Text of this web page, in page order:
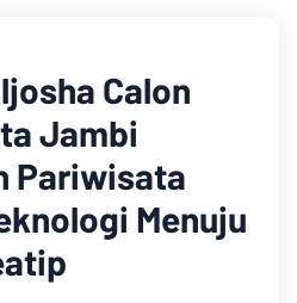
Calon
Jambi
Pariwisata
Menuju